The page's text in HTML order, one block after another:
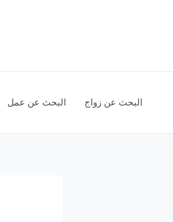
البحث عن زواج البحث عن عمل